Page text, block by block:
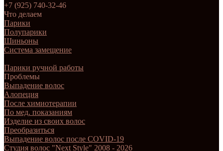
+7 (925) 740-32-46
Что делаем
Парики
Полупарики
Шиньоны
Система замещение
Парики ручной работы
Проблемы
Выпадение волос
Алопеция
После химиотерапии
По мед. показаниям
Изделие из своих волос
Преобразиться
Выпадение волос после COVID-19
Студия волос "Next Style" 2008 - 2026